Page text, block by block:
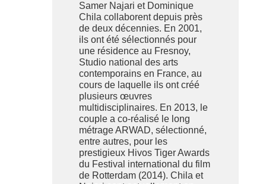
Samer Najari et Dominique
Chila collaborent depuis près
de deux décennies. En 2001,
ils ont été sélectionnés pour
une résidence au Fresnoy,
Studio national des arts
contemporains en France, au
cours de laquelle ils ont créé
plusieurs œuvres
multidisciplinaires. En 2013, le
couple a co-réalisé le long
métrage ARWAD, sélectionné,
entre autres, pour les
prestigieux Hivos Tiger Awards
du Festival international du film
de Rotterdam (2014). Chila et